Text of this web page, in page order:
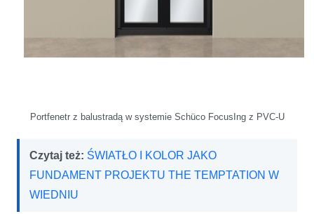
Portfenetr z balustradą w systemie Schüco FocusIng z PVC-U
Czytaj też: ŚWIATŁO I KOLOR JAKO
FUNDAMENT PROJEKTU THE TEMPTATION W
WIEDNIU